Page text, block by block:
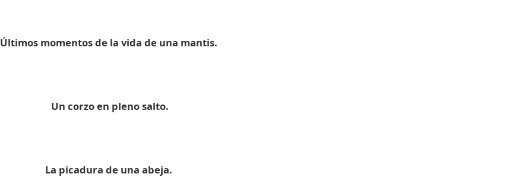
Últimos momentos de la vida de una mantis.
Un corzo en pleno salto.
La picadura de una abeja.